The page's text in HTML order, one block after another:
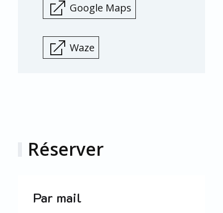
Google Maps
Waze
Réserver
Par mail